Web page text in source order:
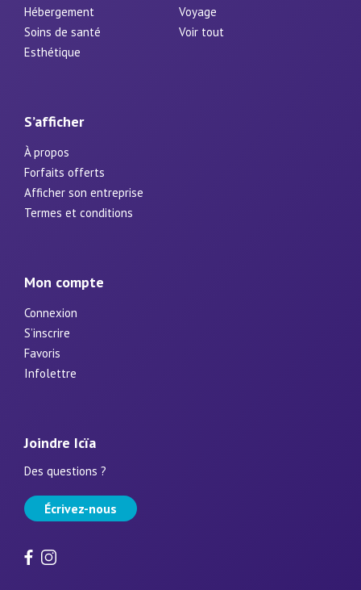
Hébergement
Voyage
Soins de santé
Voir tout
Esthétique
S’afficher
À propos
Forfaits offerts
Afficher son entreprise
Termes et conditions
Mon compte
Connexion
S’inscrire
Favoris
Infolettre
Joindre Icïa
Des questions ?
Écrivez-nous